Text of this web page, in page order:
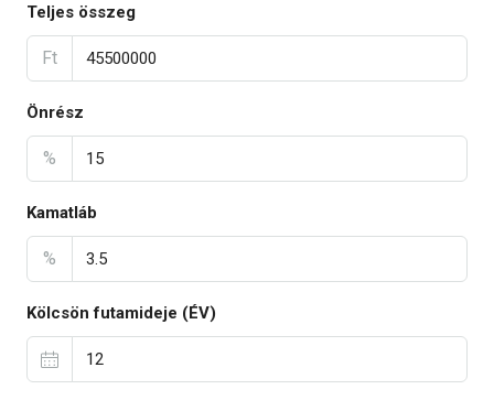
Teljes összeg
Ft
Önrész
%
Kamatláb
%
Kölcsön futamideje (ÉV)